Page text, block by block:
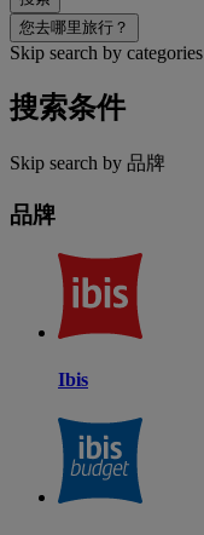
您去哪里旅行？
Skip search by categories
搜索条件
Skip search by 品牌
品牌
Ibis